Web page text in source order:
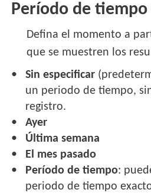
Período de tiempo
Defina el momento a
que se muestren los
Sin especificar
un periodo de tiempo,
registro.
Ayer
Última semana
El mes pasado
Período de tiempo:
periodo de tiempo